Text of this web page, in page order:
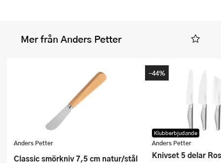
Mer från Anders Petter
Anders Petter
Classic smörkniv 7,5 cm natur/stål
Klubberbjudande
Anders Petter
Knivset 5 delar
-44%